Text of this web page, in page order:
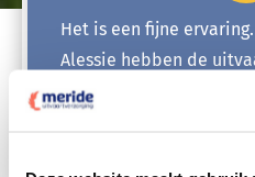
Het is een fijne
Alessie hebben de
Wouda van Mensfoort- v.